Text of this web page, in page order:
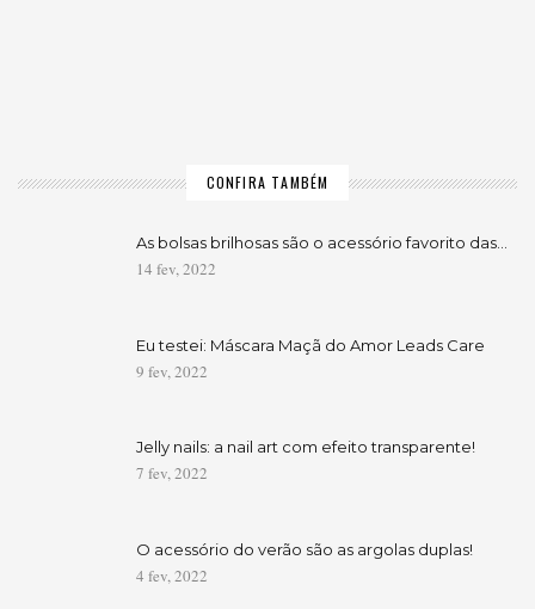
CONFIRA TAMBÉM
As bolsas brilhosas são o acessório favorito das…
14 fev, 2022
Eu testei: Máscara Maçã do Amor Leads Care
9 fev, 2022
Jelly nails: a nail art com efeito transparente!
7 fev, 2022
O acessório do verão são as argolas duplas!
4 fev, 2022